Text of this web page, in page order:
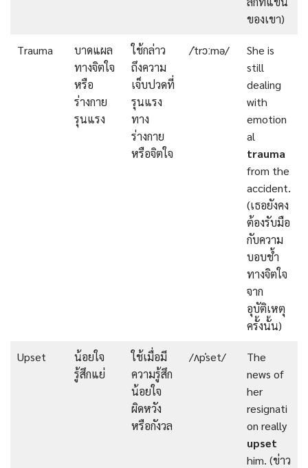
ของเขา)
Trauma
บาดแผล
ทางจิตใจ
หรือ
ร่างกาย
รุนแรง
ใช้กล่าว
ถึงความ
เจ็บปวดที่
รุนแรง
ทาง
ร่างกาย
หรือจิตใจ
/ˈtrɔːmə/
She is
still
dealing
with
emotion
al
trauma
from the
accident.
(เธอยังคง
ต้องรับมือ
กับความ
บอบช้ำ
ทางจิตใจ
จาก
อุบัติเหตุ
ครั้งนั้น)
Upset
น้อยใจ
รู้สึกแย่
ใช้เมื่อมี
ความรู้สึก
น้อยใจ
ผิดหวัง
หรือกังวล
/ʌpˈset/
The
news of
her
resignati
on really
upset
him. (ข่าว